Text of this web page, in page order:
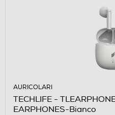
AURICOLARI
TECHLIFE -
EARPHONES-Bianco